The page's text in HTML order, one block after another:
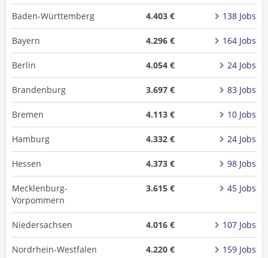
Baden-Württemberg 4.403 € 138 Jobs
Bayern 4.296 € 164 Jobs
Berlin 4.054 € 24 Jobs
Brandenburg 3.697 € 83 Jobs
Bremen 4.113 € 10 Jobs
Hamburg 4.332 € 24 Jobs
Hessen 4.373 € 98 Jobs
Mecklenburg-
Vorpommern
3.615 € 45 Jobs
Niedersachsen 4.016 € 107 Jobs
Nordrhein-Westfalen 4.220 € 159 Jobs